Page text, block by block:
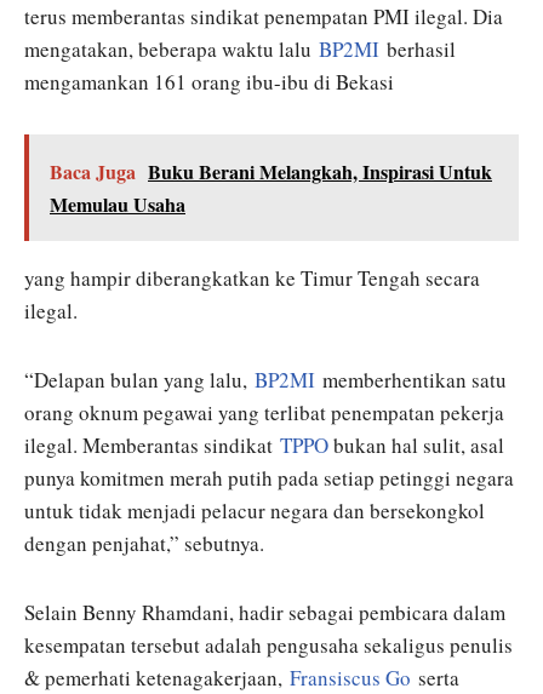
terus memberantas sindikat penempatan PMI ilegal. Dia
mengatakan, beberapa waktu lalu BP2MI berhasil
mengamankan 161 orang ibu-ibu di Bekasi
Baca Juga Buku Berani Melangkah, Inspirasi Untuk
Memulau Usaha
yang hampir diberangkatkan ke Timur Tengah secara
ilegal.
“Delapan bulan yang lalu, BP2MI memberhentikan satu
orang oknum pegawai yang terlibat penempatan pekerja
ilegal. Memberantas sindikat TPPObukan hal sulit, asal
punya komitmen merah putih pada setiap petinggi negara
untuk tidak menjadi pelacur negara dan bersekongkol
dengan penjahat,” sebutnya.
Selain Benny Rhamdani, hadir sebagai pembicara dalam
kesempatan tersebut adalah pengusaha sekaligus penulis
& pemerhati ketenagakerjaan, Fransiscus Go serta